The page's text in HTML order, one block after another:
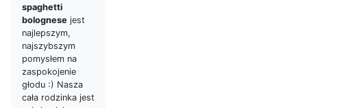
spaghetti
bolognese jest
najlepszym,
najszybszym
pomysłem na
zaspokojenie
głodu :) Nasza
cała rodzinka jest